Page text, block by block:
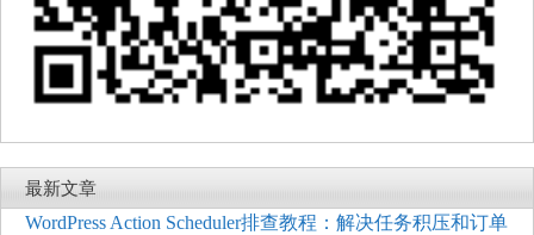
最新文章
WordPress Action Scheduler排查教程：解决任务积压和订单